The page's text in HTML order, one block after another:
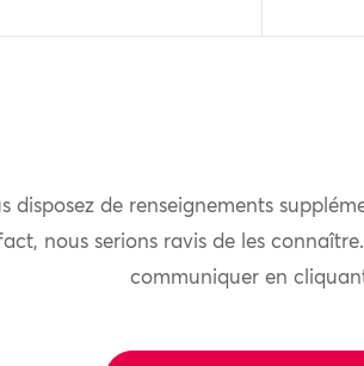
disposez de renseignements
nous serions ravis de les
communiquer en